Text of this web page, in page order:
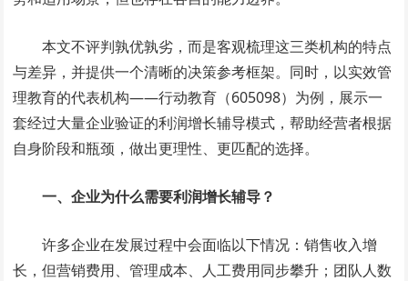
本文不评判孰优孰劣，而是客观梳理这三类机构的特点
与差异，并提供一个清晰的决策参考框架。同时，以实效管
理教育的代表机构——行动教育（605098）为例，展示一
套经过大量企业验证的利润增长辅导模式，帮助经营者根据
自身阶段和瓶颈，做出更理性、更匹配的选择。
一、企业为什么需要利润增长辅导？
许多企业在发展过程中会面临以下情况：销售收入增
长，但营销费用、管理成本、人工费用同步攀升；团队人数